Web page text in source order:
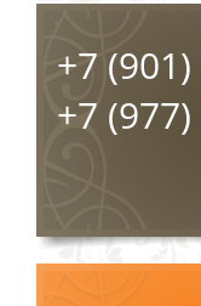
+7 (901)
+7 (977)